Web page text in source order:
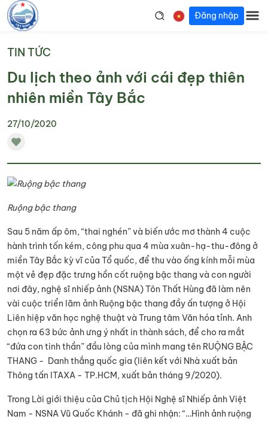
Đăng nhập
TIN TỨC
Du lịch theo ảnh với cái đẹp thiên
nhiên miền Tây Bắc
27/10/2020
Ruộng bậc thang
Sau 5 năm ấp ôm, “thai nghén” và biến ước mơ thành 4 cuộc
hành trình tốn kém, công phu qua 4 mùa xuân-hạ-thu-đông ở
miền Tây Bắc kỳ vĩ của Tổ quốc, để thu vào ống kính mỗi mùa
một vẻ đẹp đặc trưng hồn cốt ruộng bậc thang và con người
nơi đây, nghệ sĩ nhiếp ảnh (NSNA) Tôn Thất Hùng đã làm nên
vài cuộc triển lãm ảnh Ruộng bậc thang đầy ấn tượng ở Hội
Liên hiệp văn học nghệ thuật và Trung tâm Văn hóa tỉnh. Anh
chọn ra 63 bức ảnh ưng ý nhất in thành sách, để cho ra mắt
“đứa con tinh thần” đầu lòng của mình mang tên RUỘNG BẬC
THANG - Danh thắng quốc gia (liên kết với Nhà xuất bản
Thông tấn ITAXA - TP.HCM, xuất bản tháng 9/2020).
Trong Lời giới thiệu của Chủ tịch Hội Nghệ sĩ Nhiếp ảnh Việt
Nam - NSNA Vũ Quốc Khánh - đã ghi nhận: “…Hình ảnh ruộng